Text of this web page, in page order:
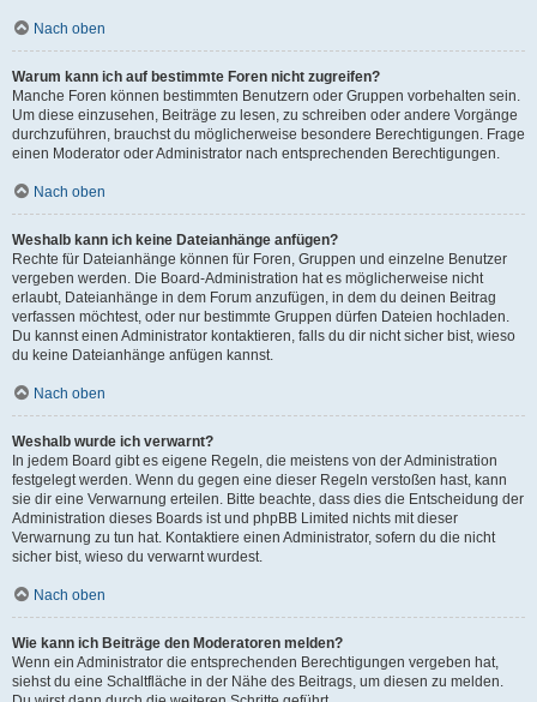
Nach oben
Warum kann ich auf bestimmte Foren nicht zugreifen?
Manche Foren können bestimmten Benutzern oder Gruppen vorbehalten sein.
Um diese einzusehen, Beiträge zu lesen, zu schreiben oder andere Vorgänge
durchzuführen, brauchst du möglicherweise besondere Berechtigungen. Frage
einen Moderator oder Administrator nach entsprechenden Berechtigungen.
Nach oben
Weshalb kann ich keine Dateianhänge anfügen?
Rechte für Dateianhänge können für Foren, Gruppen und einzelne Benutzer
vergeben werden. Die Board-Administration hat es möglicherweise nicht
erlaubt, Dateianhänge in dem Forum anzufügen, in dem du deinen Beitrag
verfassen möchtest, oder nur bestimmte Gruppen dürfen Dateien hochladen.
Du kannst einen Administrator kontaktieren, falls du dir nicht sicher bist, wieso
du keine Dateianhänge anfügen kannst.
Nach oben
Weshalb wurde ich verwarnt?
In jedem Board gibt es eigene Regeln, die meistens von der Administration
festgelegt werden. Wenn du gegen eine dieser Regeln verstoßen hast, kann
sie dir eine Verwarnung erteilen. Bitte beachte, dass dies die Entscheidung der
Administration dieses Boards ist und phpBB Limited nichts mit dieser
Verwarnung zu tun hat. Kontaktiere einen Administrator, sofern du die nicht
sicher bist, wieso du verwarnt wurdest.
Nach oben
Wie kann ich Beiträge den Moderatoren melden?
Wenn ein Administrator die entsprechenden Berechtigungen vergeben hat,
siehst du eine Schaltfläche in der Nähe des Beitrags, um diesen zu melden.